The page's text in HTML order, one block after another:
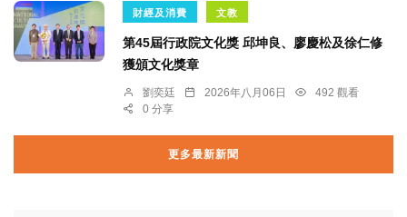
財經及消費 文教
第45屆行政院文化獎 邱坤良、廖慶松及徐仁修
獲頒文化獎章
劉奕廷 2026年八月06日
492 觀看
0 分享
更多最新新聞